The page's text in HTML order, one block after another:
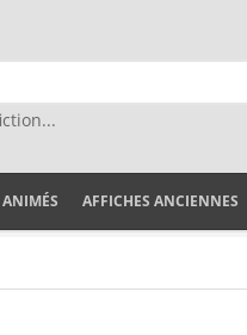
AFFICHES ANCIENNES